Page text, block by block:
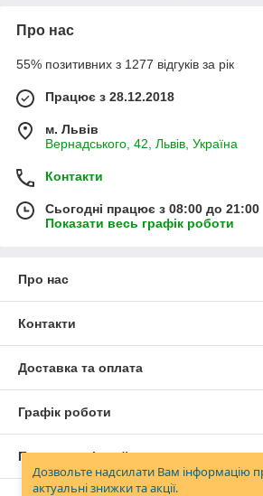
Дозвольте надсилати Вам інформацію
актуальні знижки та акції.
Про нас
55% позитивних з 1277 відгуків за рік
Працює з 28.12.2018
м. Львів
Вернадського, 42, Львів, Україна
Контакти
Сьогодні працює з 08:00 до 21:00
Показати весь графік роботи
Про нас
Контакти
Доставка та оплата
Графік роботи
Повна версія сайту